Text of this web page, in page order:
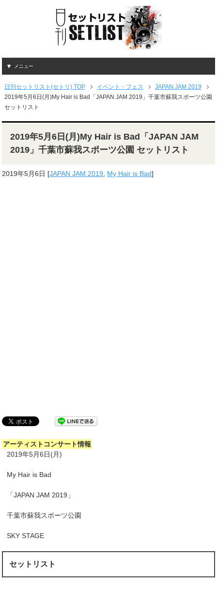
メニュー
日刊セットリスト(セトリ) TOP イベント・フェス
JAPAN JAM 2019
2019年5月6日(月)My Hair is Bad「JAPAN JAM 2019」千葉市蘇我スポーツ公園
セットリスト
2019年5月6日(月)My Hair is Bad「JAPAN JAM
2019」千葉市蘇我スポーツ公園 セットリスト
2019年5月6日 [JAPAN JAM 2019, My Hair is Bad]
アーティストコンサート情報
2019年5月6日(月)
My Hair is Bad
「JAPAN JAM 2019」
千葉市蘇我スポーツ公園
SKY STAGE
セットリスト